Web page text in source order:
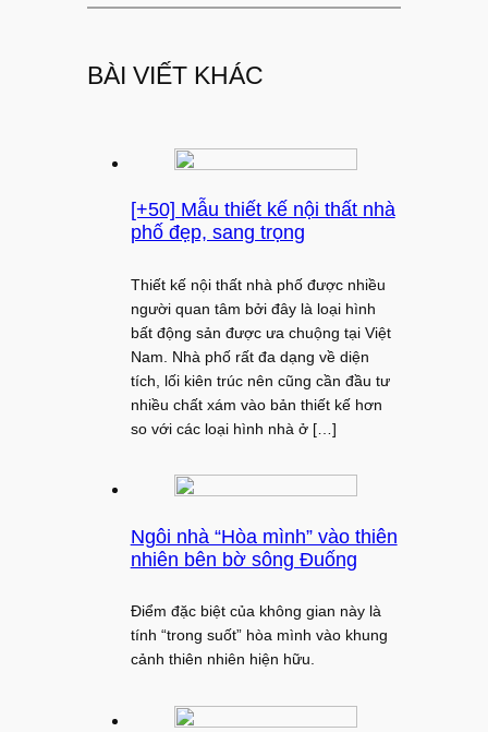
BÀI VIẾT KHÁC
[+50] Mẫu thiết kế nội thất nhà
phố đẹp, sang trọng
Thiết kế nội thất nhà phố được nhiều
người quan tâm bởi đây là loại hình
bất động sản được ưa chuộng tại Việt
Nam. Nhà phố rất đa dạng về diện
tích, lối kiên trúc nên cũng cần đầu tư
nhiều chất xám vào bản thiết kế hơn
so với các loại hình nhà ở […]
Ngôi nhà “Hòa mình” vào thiên
nhiên bên bờ sông Đuống
Điểm đặc biệt của không gian này là
tính “trong suốt” hòa mình vào khung
cảnh thiên nhiên hiện hữu.